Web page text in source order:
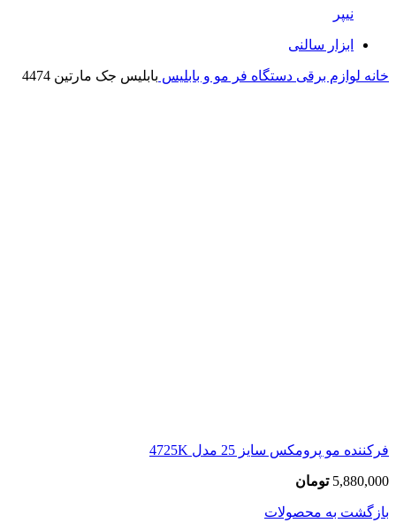
نیپر
ابزار سالنی
خانه لوازم برقی دستگاه فر مو و بابلیس بابلیس جک مارتین 4474
فرکننده مو پرومکس سایز 25 مدل 4725K
5,880,000 تومان
بازگشت به محصولات